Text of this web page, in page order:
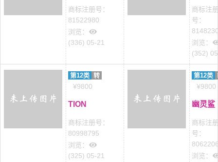
商标注册号：
81522980
浏览：
(336) 05-21
商标注
号：
浏览：
(352)
第12类 转
¥9800
TION
商标注册号：
80998795
浏览：
(325) 05-21
第12类
¥9800
幽灵鲨
商标注
号：
浏览：